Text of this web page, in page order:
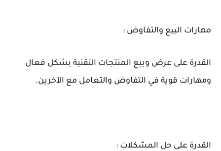
مهارات البيع والتفاوض :
القدرة على عرض وبيع المنتجات التقنية بشكل فعال
ومهارات قوية في التفاوض والتعامل مع الآخرين.
القدرة على حل المشكلات :